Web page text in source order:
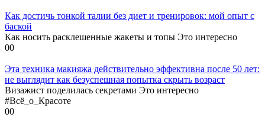
Как достичь тонкой талии без диет и тренировок: мой опыт с
баской
Как носить расклешенные жакеты и топы Это интересно
00
Эта техника макияжа действительно эффективна после 50 лет:
не выглядит как безуспешная попытка скрыть возраст
Визажист поделилась секретами Это интересно
#Всё_о_Красоте
00